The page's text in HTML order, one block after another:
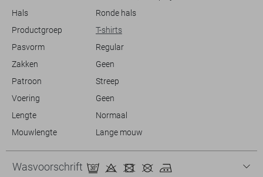
Hals
Ronde hals
Productgroep
T-shirts
Pasvorm
Regular
Zakken
Geen
Patroon
Streep
Voering
Geen
Lengte
Normaal
Mouwlengte
Lange mouw
Wasvoorschrift